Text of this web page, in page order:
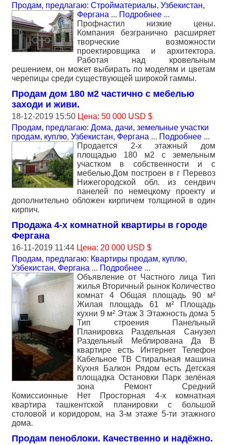
Продам, предлагаю: Стройматериалы, Узбекистан,
Фергана ... Подробнее ...
Профнастил низкие цены.
Компания безгранично расширяет
творческие возможности
проектировщика и архитектора.
Работая над кровельным
решением, он может выбирать по моделям и цветам
черепицы среди существующей широкой гаммы.
Продам дом 180 м2 частично с мебелью
заходи и живи.
18-12-2019 15:50 Цена: 50 000 USD $
Продам, предлагаю: Дома, дачи, земельные участки
продам, куплю, Узбекистан, Фергана ... Подробнее ...
Продается 2-х этажный дом
площадью 180 м2 с земельным
участком в собственности и с
мебелью.Дом построен в г Перевоз
Нижегородской обл. из сендвич
панелей по немецкому проекту и
дополнительно обложен кирпичем толщиной в один
кирпич.
Продажа 4-х комнатной квартиры в городе
Фергана
16-11-2019 11:44 Цена: 20 000 USD $
Продам, предлагаю: Квартиры продам, куплю,
Узбекистан, Фергана ... Подробнее ...
Объявление от Частного лица Тип
жилья Вторичный рынок Количество
комнат 4 Общая площадь 90 м²
Жилая площадь 61 м² Площадь
кухни 9 м² Этаж 3 Этажность дома 5
Тип строения Панельный
Планировка Раздельная Санузел
Раздельный Меблирована Да В
квартире есть Интернет Телефон
Кабельное ТВ Стиральная машина
Кухня Балкон Рядом есть Детская
площадка Остановки Парк зелёная
зона Ремонт Средний
Комиссионные Нет Просторная 4-х комнатная
квартира ташкентской планировки с большой
столовой и коридором, на 3-м этаже 5-ти этажного
дома.
Продам пеноблоки. Качественно и надёжно.